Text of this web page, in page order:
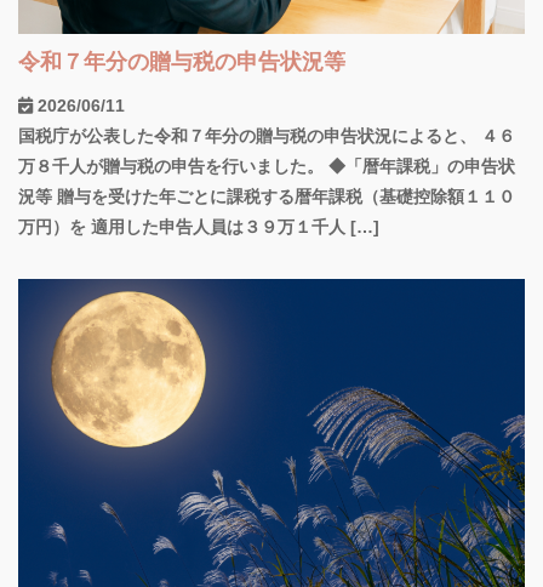
令和７年分の贈与税の申告状況等
2026/06/11
国税庁が公表した令和７年分の贈与税の申告状況によると、 ４６
万８千人が贈与税の申告を行いました。 ◆「暦年課税」の申告状
況等 贈与を受けた年ごとに課税する暦年課税（基礎控除額１１０
万円）を 適用した申告人員は３９万１千人 […]